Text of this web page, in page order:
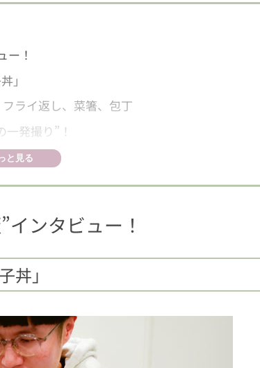
ー！
」
ライ返し、菜箸、包丁
発撮り”！
た
砂肝アヒージョ」
「フライパンで牛肉のたたき」
味「ぷりっプリ花えびしゅうまい」
3名様にプレゼント！
と見る
ンタビュー！
丼」